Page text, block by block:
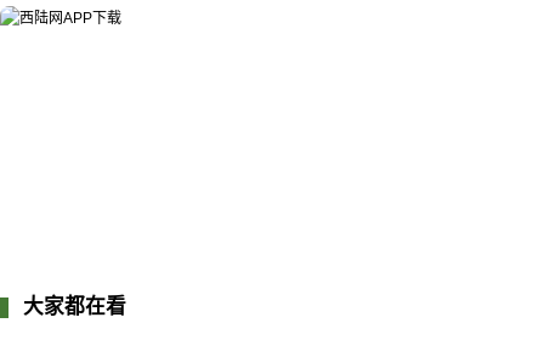
大家都在看